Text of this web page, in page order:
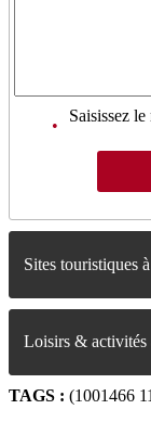
•
Saisissez
Sites touristiques
Loisirs & activités
TAGS : (1001466